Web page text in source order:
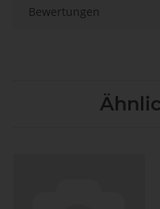
Bewertungen